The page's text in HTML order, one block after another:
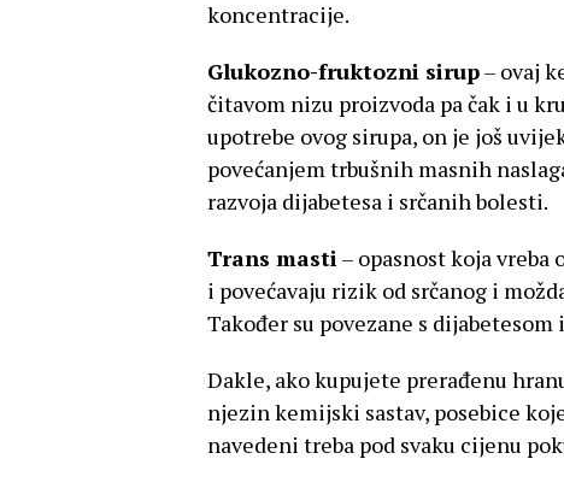
koncentracije.
Glukozno-fruktozni sirup– ovaj
čitavom nizu proizvoda pa čak i u
upotrebe ovog sirupa, on je još
povećanjem trbušnih masnih
razvoja dijabetesa i srčanih bolesti.
Trans masti– opasnost koja
i povećavaju rizik od srčanog i
Također su povezane s
Dakle, ako kupujete prerađenu
njezin kemijski sastav, posebice
navedeni treba pod svaku cijenu